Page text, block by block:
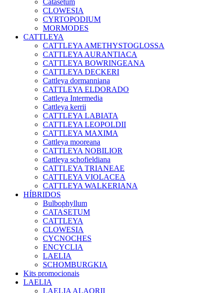
CLOWESIA
CYRTOPODIUM
MORMODES
CATTLEYA
CATTLEYA AMETHYSTOGLOSSA
CATTLEYA AURANTIACA
CATTLEYA BOWRINGEANA
CATTLEYA DECKERI
Cattleya dormanniana
CATTLEYA ELDORADO
Cattleya Intermedia
Cattleya kerrii
CATTLEYA LABIATA
CATTLEYA LEOPOLDII
CATTLEYA MAXIMA
Cattleya mooreana
CATTLEYA NOBILIOR
Cattleya schofieldiana
CATTLEYA TRIANEAE
CATTLEYA VIOLACEA
CATTLEYA WALKERIANA
HÍBRIDOS
Bulbophyllum
CATASETUM
CATTLEYA
CLOWESIA
CYCNOCHES
ENCYCLIA
LAELIA
SCHOMBURGKIA
Kits promocionais
LAELIA
LAELIA ALAORII